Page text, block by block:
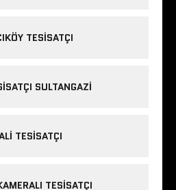
TESISATÇI
SULTANGAZI
TESISATÇI
TESISATÇI